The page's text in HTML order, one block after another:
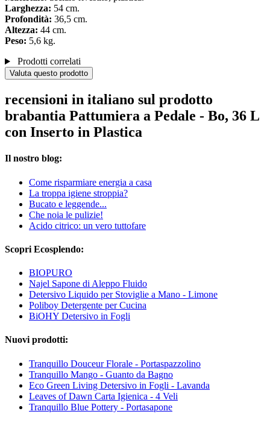
Larghezza: 54 cm.
Profondità: 36,5 cm.
Altezza: 44 cm.
Peso: 5,6 kg.
Prodotti correlati
Valuta questo prodotto
recensioni in italiano sul prodotto
brabantia Pattumiera a Pedale - Bo, 36 L
con Inserto in Plastica
Il nostro blog:
Come risparmiare energia a casa
La troppa igiene stroppia?
Bucato e leggende...
Che noia le pulizie!
Acido citrico: un vero tuttofare
Scopri Ecosplendo:
BIOPURO
Najel Sapone di Aleppo Fluido
Detersivo Liquido per Stoviglie a Mano - Limone
Poliboy Detergente per Cucina
BiOHY Detersivo in Fogli
Nuovi prodotti:
Tranquillo Douceur Florale - Portaspazzolino
Tranquillo Mango - Guanto da Bagno
Eco Green Living Detersivo in Fogli - Lavanda
Leaves of Dawn Carta Igienica - 4 Veli
Tranquillo Blue Pottery - Portasapone